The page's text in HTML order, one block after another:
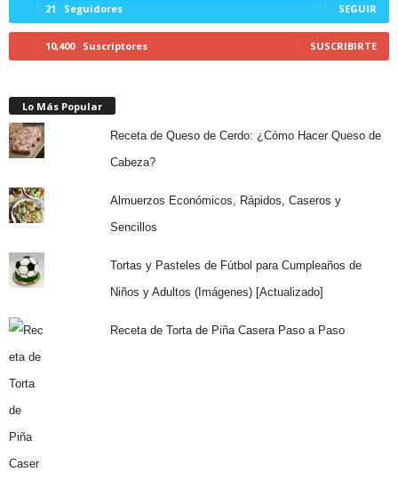
21 Seguidores SEGUIR
10,400 Suscriptores SUSCRIBIRTE
Lo Más Popular
Receta de Queso de Cerdo: ¿Cómo Hacer Queso de
Cabeza?
Almuerzos Económicos, Rápidos, Caseros y
Sencillos
Tortas y Pasteles de Fútbol para Cumpleaños de
Niños y Adultos (Imágenes) [Actualizado]
Receta de Torta de Piña Casera Paso a Paso